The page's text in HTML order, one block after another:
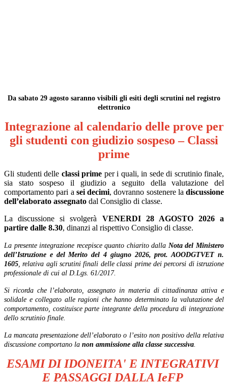
Da sabato 29 agosto saranno visibili gli esiti degli scrutini nel registro
elettronico
Integrazione al calendario delle prove per
gli studenti con giudizio sospeso – Classi
prime
Gli studenti delle classi prime per i quali, in sede di scrutinio finale,
sia stato sospeso il giudizio a seguito della valutazione del
comportamento pari a sei decimi, dovranno sostenere la discussione
dell’elaborato assegnato dal Consiglio di classe.
La discussione si svolgerà VENERDI 28 AGOSTO 2026 a
partire dalle 8.30, dinanzi al rispettivo Consiglio di classe.
La presente integrazione recepisce quanto chiarito dalla Nota del Ministero
dell’Istruzione e del Merito del 4 giugno 2026, prot. AOODGTVET n.
1605, relativa agli scrutini finali delle classi prime dei percorsi di istruzione
professionale di cui al D.Lgs. 61/2017.
Si ricorda che l’elaborato, assegnato in materia di cittadinanza attiva e
solidale e collegato alle ragioni che hanno determinato la valutazione del
comportamento, costituisce parte integrante della procedura di integrazione
dello scrutinio finale.
La mancata presentazione dell’elaborato o l’esito non positivo della relativa
discussione comportano la non ammissione alla classe successiva.
ESAMI DI IDONEITA' E INTEGRATIVI
E PASSAGGI DALLA IeFP